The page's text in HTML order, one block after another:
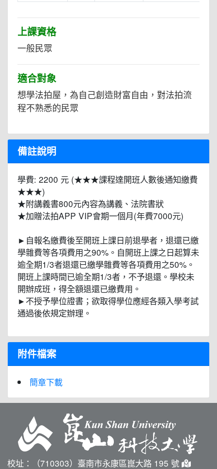
上課資格
一般民眾
適合對象
想學法拍屋，為自己創造財富自由，對法拍流
程不熟悉的民眾
備註說明
學費: 2200 元 (★★★課程達開班人數後通知繳費
★★★)
★附講義書800元內容為講義、法院書狀
★加贈法拍APP VIP會期一個月(年費7000元)
►自報名繳費後至開班上課日前退學者，退還已繳
學雜費等各項費用之90%。自開班上課之日起算未
逾全期1/3者退還已繳學雜費等各項費用之50%。
開班上課時間已逾全期1/3者，不予退還。學校未
開辦成班，得全額退還已繳費用。
►不授予學位證書；欲取得學位應經各類入學考試
通過後依規定辦理。
附件檔案
簡章下載
校址：（710303）臺南市永康區崑大路 195 號